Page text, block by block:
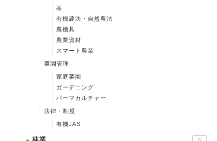
茶
有機農法・自然農法
農機具
農業資材
スマート農業
菜園管理
家庭菜園
ガーデニング
パーマカルチャー
法律・制度
有機JAS